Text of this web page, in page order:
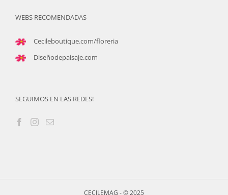
WEBS RECOMENDADAS
Cecileboutique.com/floreria
Diseñodepaisaje.com
SEGUIMOS EN LAS REDES!
CECILEMAG - © 2025